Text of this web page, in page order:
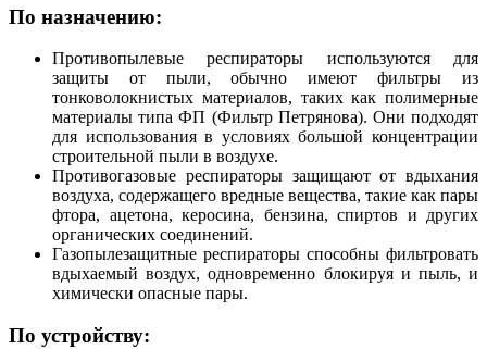
По назначению:
Противопылевые респираторы используются для
защиты от пыли, обычно имеют фильтры из
тонковолокнистых материалов, таких как полимерные
материалы типа ФП (Фильтр Петрянова). Они подходят
для использования в условиях большой концентрации
строительной пыли в воздухе.
Противогазовые респираторы защищают от вдыхания
воздуха, содержащего вредные вещества, такие как пары
фтора, ацетона, керосина, бензина, спиртов и других
органических соединений.
Газопылезащитные респираторы способны фильтровать
вдыхаемый воздух, одновременно блокируя и пыль, и
химически опасные пары.
По устройству: